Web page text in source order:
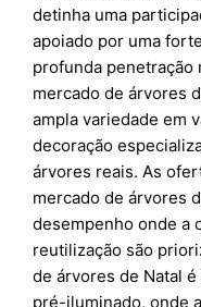
detinha uma
apoiado por uma
profunda penetração
mercado de árvores
ampla variedade em
decoração
árvores reais. As
mercado de árvores
desempenho onde a
reutilização são
de árvores de Natal
pré-iluminado, onde